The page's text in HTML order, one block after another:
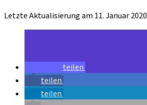
Letzte Aktualisierung am 11. Januar 2020
teilen
teilen
teilen